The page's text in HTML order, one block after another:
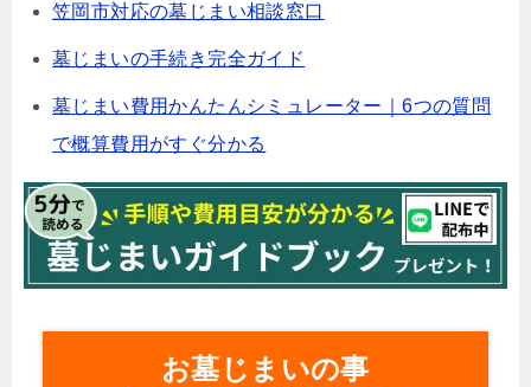
笠岡市対応の墓じまい相談窓口
墓じまいの手続き完全ガイド
墓じまい費用かんたんシミュレーター｜6つの質問
で概算費用がすぐ分かる
お墓じまいの事